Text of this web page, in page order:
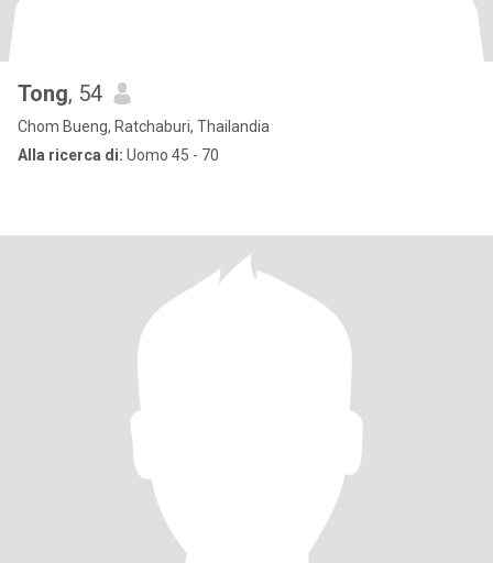
Tong, 54
Chom Bueng, Ratchaburi, Thailandia
Alla ricerca di: Uomo 45 - 70